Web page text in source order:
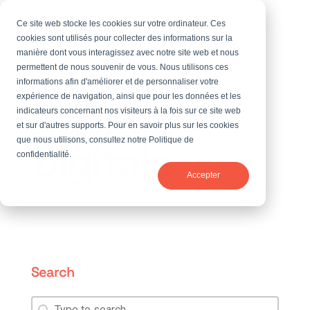
Ce site web stocke les cookies sur votre ordinateur. Ces
cookies sont utilisés pour collecter des informations sur la
manière dont vous interagissez avec notre site web et nous
permettent de nous souvenir de vous. Nous utilisons ces
informations afin d'améliorer et de personnaliser votre
expérience de navigation, ainsi que pour les données et les
indicateurs concernant nos visiteurs à la fois sur ce site web
et sur d'autres supports. Pour en savoir plus sur les cookies
que nous utilisons, consultez notre Politique de
confidentialité.
Accepter
Agence
Digitale
Search
Search
Search